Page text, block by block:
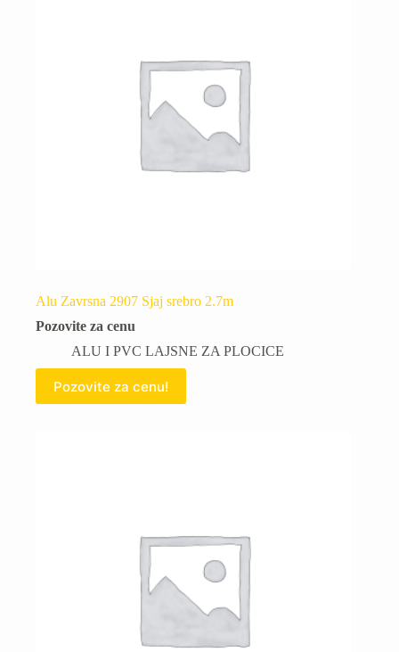
Alu Zavrsna 2907 Sjaj srebro 2.7m
Pozovite za cenu
ALU I PVC LAJSNE ZA PLOCICE
Pozovite za cenu!